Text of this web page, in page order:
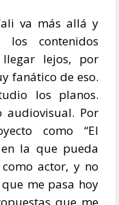
va más allá y
contenidos
llegar lejos, por
fanático de eso.
los planos.
audiovisual. Por
como “El
la que pueda
actor, y no
me pasa hoy
que me